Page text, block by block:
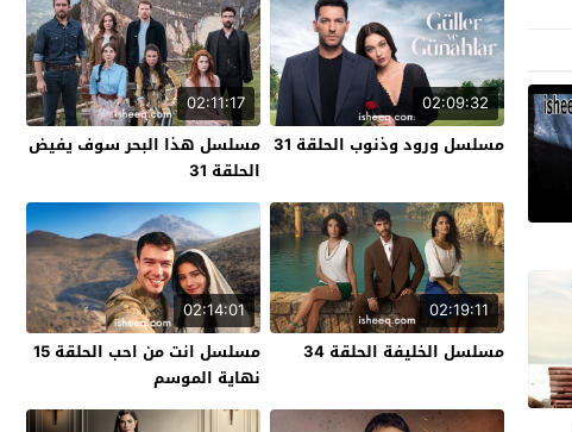
02:09:32
مسلسل ورود وذنوب الحلقة 31
02:11:17
مسلسل هذا البحر سوف يفيض
الحلقة 31
02:19:11
مسلسل الخليفة الحلقة 34
02:14:01
مسلسل انت من احب الحلقة 15
نهاية الموسم